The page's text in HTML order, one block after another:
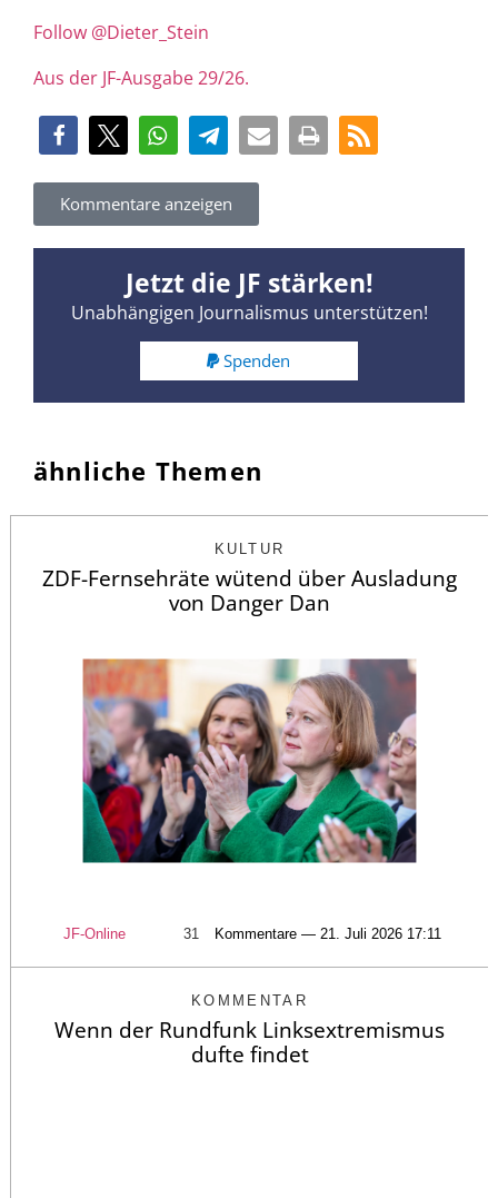
Follow @Dieter_Stein
Aus der JF-Ausgabe 29/26.
Kommentare anzeigen
Jetzt die JF stärken!
Unabhängigen Journalismus unterstützen!
Spenden
ähnliche Themen
KULTUR
ZDF-Fernsehräte wütend über Ausladung
von Danger Dan
JF-Online 31 Kommentare — 21. Juli 2026 17:11
KOMMENTAR
Wenn der Rundfunk Linksextremismus
dufte findet